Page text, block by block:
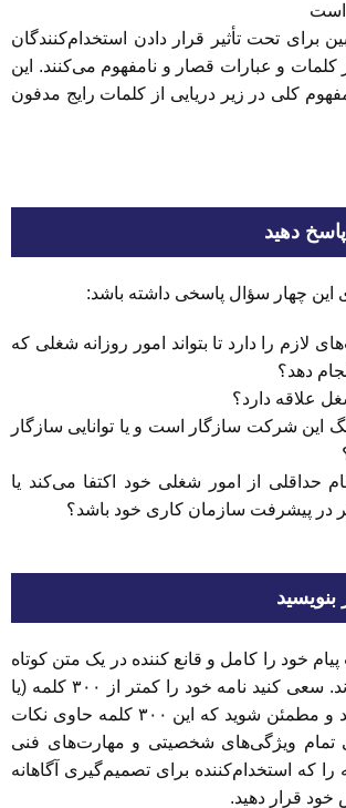
است
برای تحت تأثیر قرار دادن استخدام‌کنندگان
کلمات و عبارات قصار و نامفهوم می‌کنند. این
کلی در زیر دریایی از کلمات رایج مدفون
دهید
این چهار سؤال پاسخی داشته باشد:
لازم را دارد تا بتواند امور روزانه شغلی که
دهد؟
علاقه دارد؟
این شرکت سازگار است و یا توانایی سازگار
حداقلی از امور شغلی خود اکتفا می‌کند یا
در پیشرفت سازمان کاری خود باشد؟
خود را کامل و قانع کننده در یک متن کوتاه
به مخاطب می‌رساند. سعی کنید نامه خود را کمتر از ۳۰۰ کلمه (یا
یک صفحه) نگه دارید و مطمئن شوید که این ۳۰۰ کلمه حاوی نکات
تمام ویژگی‌های شخصیتی و مهارت‌های فنی
که استخدام‌کننده برای تصمیم‌گیری آگاهانه
خود قرار دهید.